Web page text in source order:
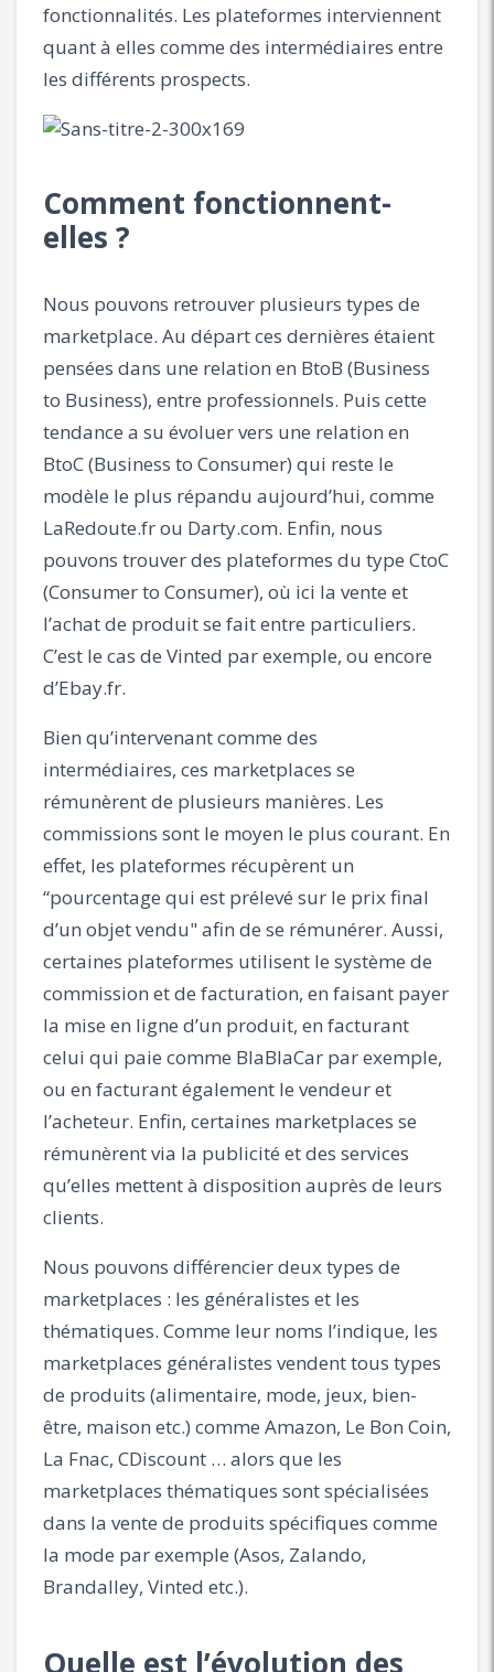
fonctionnalités. Les plateformes interviennent
quant à elles comme des intermédiaires entre
les différents prospects.
Comment fonctionnent-
elles ?
Nous pouvons retrouver plusieurs types de
marketplace. Au départ ces dernières étaient
pensées dans une relation en BtoB (Business
to Business), entre professionnels. Puis cette
tendance a su évoluer vers une relation en
BtoC (Business to Consumer) qui reste le
modèle le plus répandu aujourd’hui, comme
LaRedoute.fr ou Darty.com. Enfin, nous
pouvons trouver des plateformes du type CtoC
(Consumer to Consumer), où ici la vente et
l’achat de produit se fait entre particuliers.
C’est le cas de Vinted par exemple, ou encore
d’Ebay.fr.
Bien qu’intervenant comme des
intermédiaires, ces marketplaces se
rémunèrent de plusieurs manières. Les
commissions sont le moyen le plus courant. En
effet, les plateformes récupèrent un
“pourcentage qui est prélevé sur le prix final
d’un objet vendu" afin de se rémunérer. Aussi,
certaines plateformes utilisent le système de
commission et de facturation, en faisant payer
la mise en ligne d’un produit, en facturant
celui qui paie comme BlaBlaCar par exemple,
ou en facturant également le vendeur et
l’acheteur. Enfin, certaines marketplaces se
rémunèrent via la publicité et des services
qu’elles mettent à disposition auprès de leurs
clients.
Nous pouvons différencier deux types de
marketplaces : les généralistes et les
thématiques. Comme leur noms l’indique, les
marketplaces généralistes vendent tous types
de produits (alimentaire, mode, jeux, bien-
être, maison etc.) comme Amazon, Le Bon Coin,
La Fnac, CDiscount … alors que les
marketplaces thématiques sont spécialisées
dans la vente de produits spécifiques comme
la mode par exemple (Asos, Zalando,
Brandalley, Vinted etc.).
Quelle est l’évolution des